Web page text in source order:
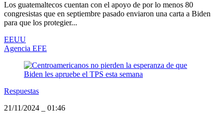
Los guatemaltecos cuentan con el apoyo de por lo menos 80
congresistas que en septiembre pasado enviaron una carta a Biden
para que los protegier...
EEUU
Agencia EFE
Respuestas
21/11/2024
01:46